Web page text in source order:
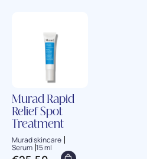
Murad Rapid
Relief Spot
Treatment
Murad skincare
Serum 15 ml